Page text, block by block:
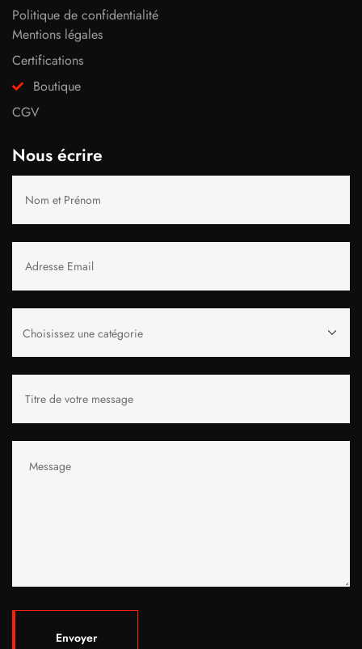
Politique de confidentialité
Mentions légales
Certifications
Boutique
CGV
Nous écrire